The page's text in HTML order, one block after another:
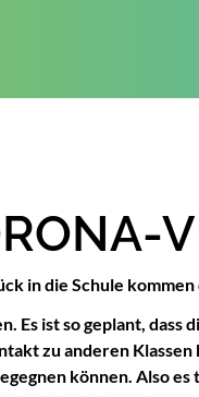
in die Schule
ist so geplant, dass
zu anderen
können. Also